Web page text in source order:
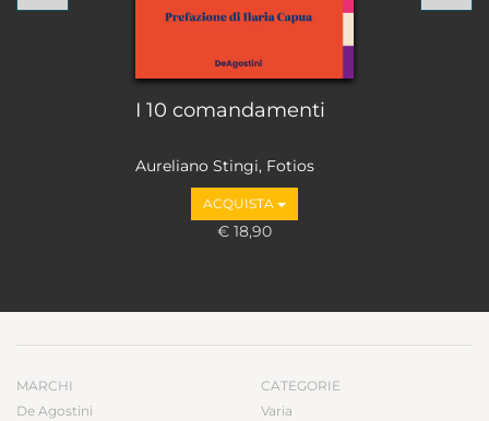
I 10 comandamenti
Aureliano Stingi, Fotios
Loupakis
ACQUISTA
€ 18,90
MARCHI
De Agostini
CATEGORIE
Varia